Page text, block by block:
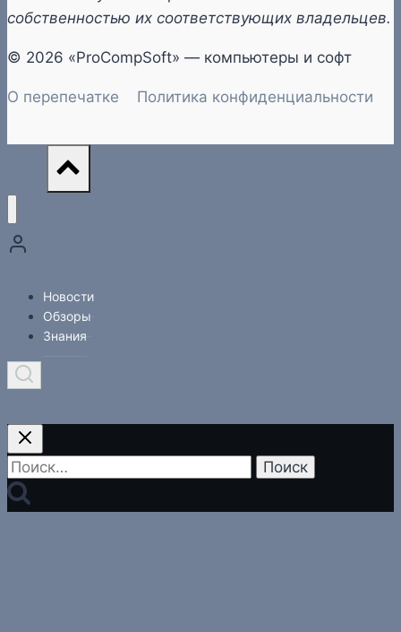
собственностью их соответствующих владельцев.
© 2026 «ProCompSoft» — компьютеры и софт
О перепечатке Политика конфиденциальности
Новости
Обзоры
Знания
Найти: